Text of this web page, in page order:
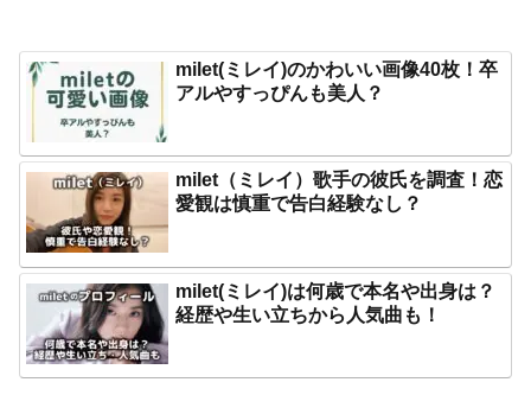
milet(ミレイ)のかわいい画像40枚！卒
アルやすっぴんも美人？
milet（ミレイ）歌手の彼氏を調査！恋
愛観は慎重で告白経験なし？
milet(ミレイ)は何歳で本名や出身は？
経歴や生い立ちから人気曲も！